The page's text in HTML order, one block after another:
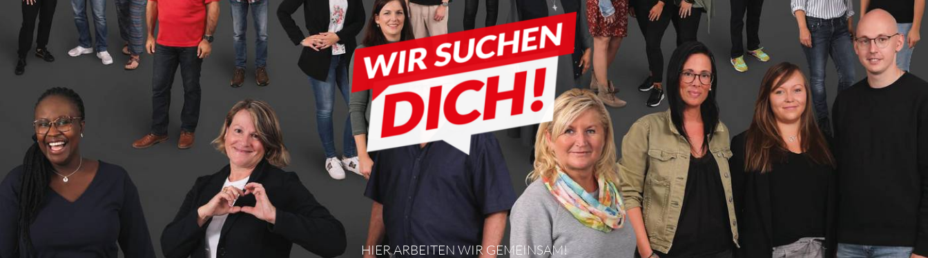
HIER ARBEITEN WIR GEMEINSAM!